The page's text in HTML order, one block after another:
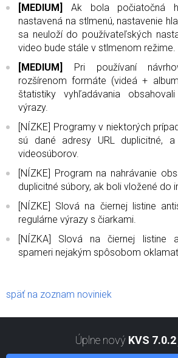
[MEDIUM]
Ak bola počiatočná
nastavená na stlmenú, nastavenie
sa neuloží do používateľských
video bude stále v stlmenom režime.
[MEDIUM]
Pri používaní
rozšírenom formáte (videá +
štatistiky vyhľadávania
výrazy.
[NÍZKE] Programy v niektorých
sú dané adresy URL duplicitné,
videosúborov.
[NÍZKE] Program na nahrávanie
duplicitné súbory, ak boli vložené do
[NÍZKE] Slová na čiernej listine
regulárne výrazy s čiarkami.
[NÍZKA] Slová na čiernej listine
spameri nejakým spôsobom
späť na zoznam noviniek
Úplne nový KVS 7.0.2